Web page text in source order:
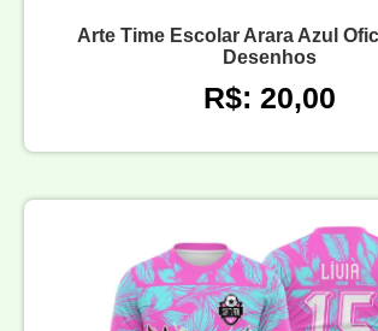
Arte Time Escolar Arara Azul
Desenhos
R$: 20,00